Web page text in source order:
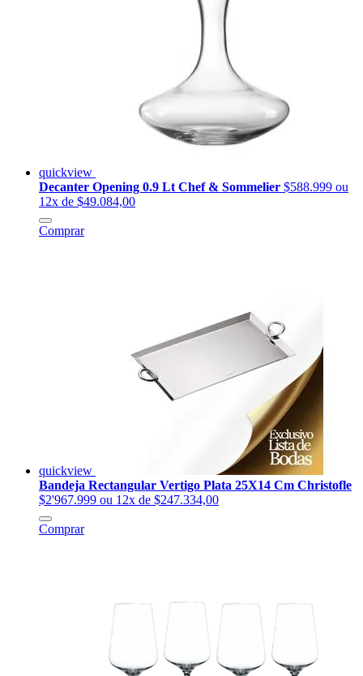
quickview
Decanter Opening 0.9 Lt Chef & Sommelier $588.999 ou
12x de $49.084,00
Comprar
quickview
Bandeja Rectangular Vertigo Plata 25X14 Cm Christofle
$2'967.999 ou 12x de $247.334,00
Comprar